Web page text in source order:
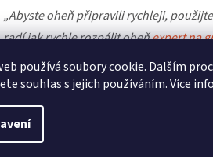
používá soubory cookie. Dalším
souhlas s jejich používáním. Více
„Abyste oheň připravili rychleji,
radí jak rychle rozpálit oheňexpert na